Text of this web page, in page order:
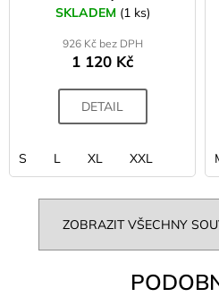
SKLADEM (1 ks)
926 Kč bez DPH
1 120 Kč
DETAIL
S L XL XXL
ZOBRAZIT VŠECHNY